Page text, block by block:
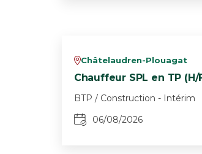
vChâtelaudren-Plouagat
Chauffeur SPL en TP (H/
BTP / Construction - Intérim
06/08/2026